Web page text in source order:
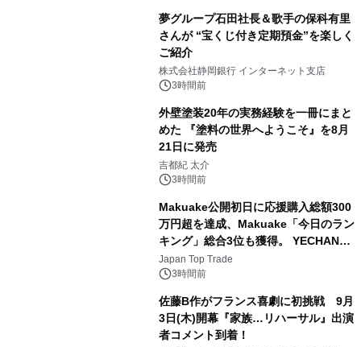
夢グループ石田社長＆歌手の保科有里
さんが “宝くじ付き定期預金”を楽しく
ご紹介
株式会社静岡銀行 インターネット支店
3時間前
外壁塗装20年の実務経験を一冊にまと
めた 『塗料の世界へようこそ』を8月
21日に発売
吉都紀 太介
3時間前
Makuake公開初日に応援購入総額300
万円超を達成、Makuake「今日のラン
キング」総合3位も獲得。 YECHAN音
浴シンギングボウル第2弾の大型サイ
ズ（XL・2XL・3XL）を先行販売中
Japan Top Trade
3時間前
佐藤B作がフランス喜劇に初挑戦 9月
3日(木)開幕『家族…リハーサル』出演
者コメント到着！